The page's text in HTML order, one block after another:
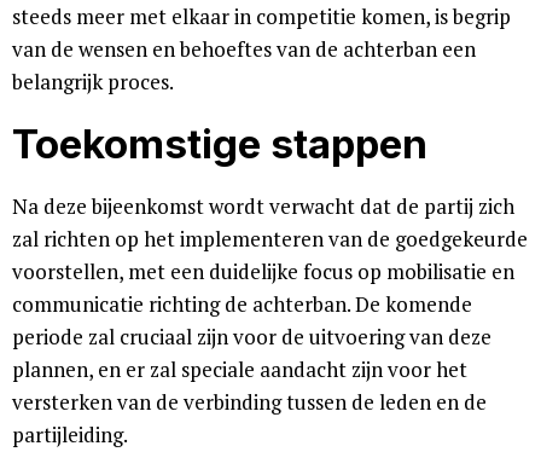
steeds meer met elkaar in competitie komen, is begrip
van de wensen en behoeftes van de achterban een
belangrijk proces.
Toekomstige stappen
Na deze bijeenkomst wordt verwacht dat de partij zich
zal richten op het implementeren van de goedgekeurde
voorstellen, met een duidelijke focus op mobilisatie en
communicatie richting de achterban. De komende
periode zal cruciaal zijn voor de uitvoering van deze
plannen, en er zal speciale aandacht zijn voor het
versterken van de verbinding tussen de leden en de
partijleiding.